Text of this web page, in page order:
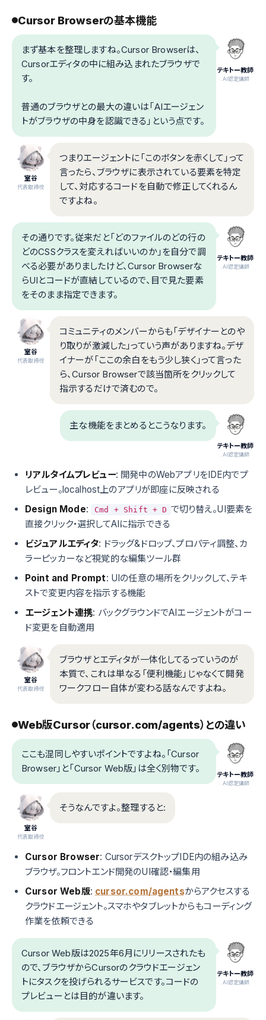
Cursor Browserの基本機能
テキトー教師
.AI認定講師
まず基本を整理しますね。Cursor Browserは、
Cursorエディタの中に組み込まれたブラウザで
す。
普通のブラウザとの最大の違いは「AIエージェン
トがブラウザの中身を認識できる」という点です。
室谷
代表取締役
つまりエージェントに「このボタンを赤くして」って
言ったら、ブラウザに表示されている要素を特定
して、対応するコードを自動で修正してくれるん
ですよね。
テキトー教師
.AI認定講師
その通りです。従来だと「どのファイルのどの行の
どのCSSクラスを変えればいいのか」を自分で調
べる必要がありましたけど、Cursor Browserな
らUIとコードが直結しているので、目で見た要素
をそのまま指定できます。
室谷
代表取締役
コミュニティのメンバーからも「デザイナーとのや
り取りが激減した」っていう声がありますね。デザ
イナーが「ここの余白をもう少し狭く」って言った
ら、Cursor Browserで該当箇所をクリックして
指示するだけで済むので。
テキトー教師
.AI認定講師
主な機能をまとめるとこうなります。
リアルタイムプレビュー: 開発中のWebアプリをIDE内でプ
レビュー。localhost上のアプリが即座に反映される
Design Mode: Cmd + Shift + D で切り替え。UI要素を
直接クリック・選択してAIに指示できる
ビジュアルエディタ: ドラッグ&ドロップ、プロパティ調整、カ
ラーピッカーなど視覚的な編集ツール群
Point and Prompt: UIの任意の場所をクリックして、テキ
ストで変更内容を指示する機能
エージェント連携: バックグラウンドでAIエージェントがコー
ド変更を自動適用
室谷
代表取締役
ブラウザとエディタが一体化してるっていうのが
本質で、これは単なる「便利機能」じゃなくて開発
ワークフロー自体が変わる話なんですよね。
Web版Cursor（cursor.com/agents）との違い
テキトー教師
.AI認定講師
ここも混同しやすいポイントですよね。「Cursor
Browser」と「Cursor Web版」は全く別物です。
室谷
代表取締役
そうなんですよ。整理すると:
Cursor Browser: CursorデスクトップIDE内の組み込み
ブラウザ。フロントエンド開発のUI確認・編集用
Cursor Web版: cursor.com/agentsからアクセスする
クラウドエージェント。スマホやタブレットからもコーディング
作業を依頼できる
テキトー教師
.AI認定講師
Cursor Web版は2025年6月にリリースされたも
ので、ブラウザからCursorのクラウドエージェン
トにタスクを投げられるサービスです。コードの
プレビューとは目的が違います。